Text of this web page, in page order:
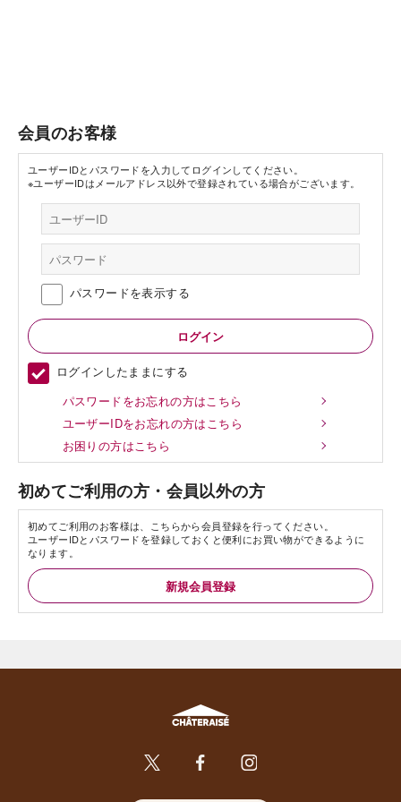
会員のお客様
ユーザーIDとパスワードを入力してログインしてください。
※ユーザーIDはメールアドレス以外で登録されている場合がございます。
パスワードを表示する
ログインしたままにする
パスワードをお忘れの方はこちら
ユーザーIDをお忘れの方はこちら
お困りの方はこちら
初めてご利用の方・会員以外の方
初めてご利用のお客様は、こちらから会員登録を行ってください。
ユーザーIDとパスワードを登録しておくと便利にお買い物ができるように
なります。